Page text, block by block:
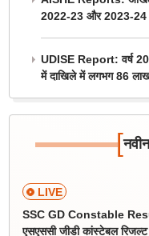
2022-23 और 2023-24
UDISE Report: वर्ष
में दाखिले में लगभग 86
[
LIVE
SSC GD Constable
एसएससी जीडी कांस्टेबल